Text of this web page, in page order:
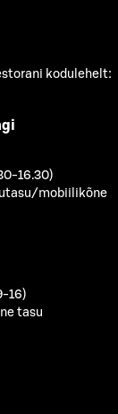
kodulehelt:
16.30)
mobiilikõne
16)
tasu